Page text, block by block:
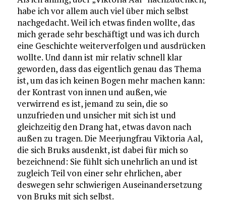
habe ich vor allem auch viel über mich selbst
nachgedacht. Weil ich etwas finden wollte, das
mich gerade sehr beschäftigt und was ich durch
eine Geschichte weiterverfolgen und ausdrücken
wollte. Und dann ist mir relativ schnell klar
geworden, dass das eigentlich genau das Thema
ist, um das ich keinen Bogen mehr machen kann:
der Kontrast von innen und außen, wie
verwirrend es ist, jemand zu sein, die so
unzufrieden und unsicher mit sich ist und
gleichzeitig den Drang hat, etwas davon nach
außen zu tragen. Die Meerjungfrau Viktoria Aal,
die sich Bruks ausdenkt, ist dabei für mich so
bezeichnend: Sie fühlt sich unehrlich an und ist
zugleich Teil von einer sehr ehrlichen, aber
deswegen sehr schwierigen Auseinandersetzung
von Bruks mit sich selbst.